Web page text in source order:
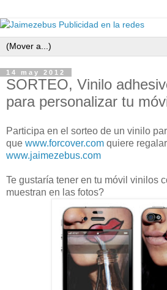
14 may 2012
SORTEO, Vinilo
para personalizar tu
Participa en el sorteo de un vinilo
que www.forcover.com quiere
www.jaimezebus.com
Te gustaría tener en tu móvil vinilos
muestran en las fotos?